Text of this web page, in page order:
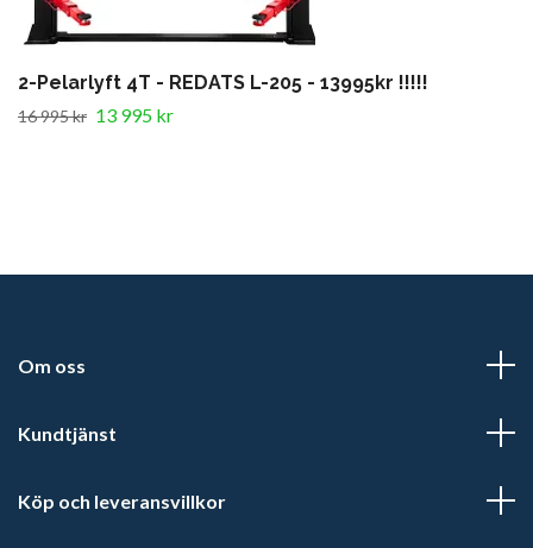
2-Pelarlyft 4T - REDATS L-205 - 13995kr !!!!!
16 995 kr 13 995 kr
Om oss
Kundtjänst
Köp och leveransvillkor